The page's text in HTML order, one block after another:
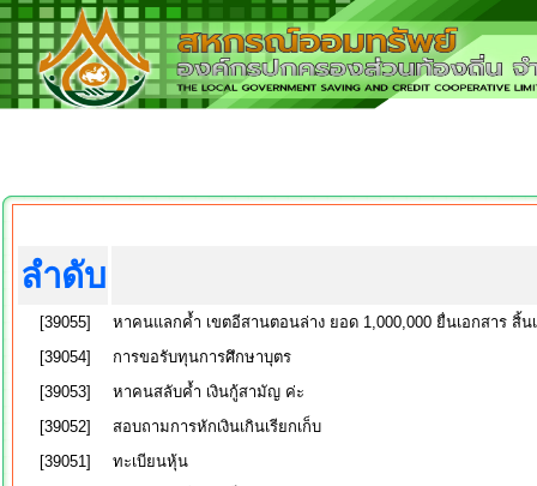
ลำดับ
[39055]
หาคนแลกค้ำ เขตอีสานตอนล่าง ยอด 1,000,000 ยื่นเอกสาร สิ้น
[39054]
การขอรับทุนการศึกษาบุตร
[39053]
หาคนสลับค้ำ เงินกู้สามัญ ค่ะ
[39052]
สอบถามการหักเงินเกินเรียกเก็บ
[39051]
ทะเบียนหุ้น